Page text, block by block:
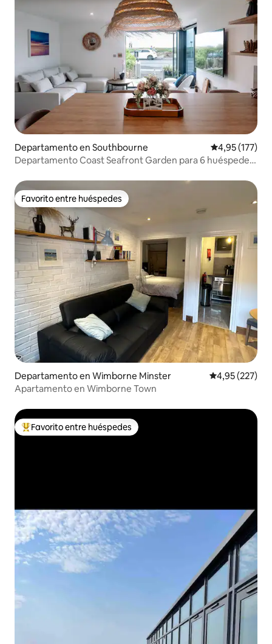
Departamento en Southbourne Calificación
4,95 (177)
Departamento Coast Seafront Garden para 6 huéspedes,
Favorito entre huéspedes
Favorito entre huéspedes
Departamento en Wimborne Minster Calificación
4,95 (227)
Apartamento en Wimborne Town
Favorito entre los huéspedes más destacados
Favorito entre huéspedes